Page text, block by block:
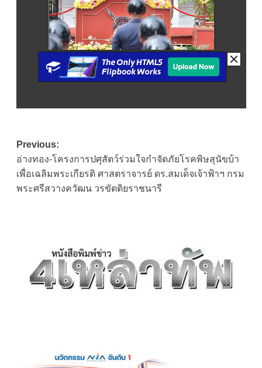
Post
navigation
Previous:
อ่างทอง-โครงการปศุสัตว์ร่วมใจกำจัดภัยโรคพิษสุนัขบ้า
เพื่อเฉลิมพระเกียรติ ศาสตราจารย์ ดร.สมเด็จเจ้าฟ้าฯ กรม
พระศรีสวางควัฒน วรขัตติยราชนารี